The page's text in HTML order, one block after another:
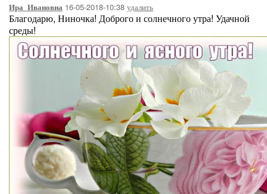
Ира_Ивановна 16-05-2018-10:38 удалить
Благодарю, Ниночка! Доброго и солнечного утра! Удачной
среды!